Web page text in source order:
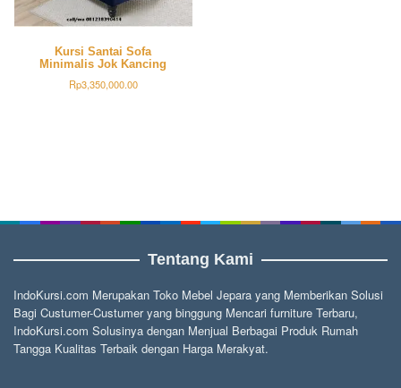
Kursi Santai Sofa
Minimalis Jok Kancing
Rp3,350,000.00
Tentang Kami
IndoKursi.com Merupakan Toko Mebel Jepara yang Memberikan Solusi
Bagi Custumer-Custumer yang binggung Mencari furniture Terbaru,
IndoKursi.com Solusinya dengan Menjual Berbagai Produk Rumah
Tangga Kualitas Terbaik dengan Harga Merakyat.